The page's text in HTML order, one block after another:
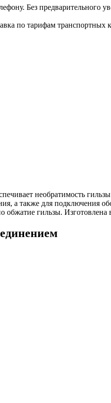
Без предварительного
по тарифам транспортных
необратимость
а также для подключения
обжатие гильзы. Изготовлена